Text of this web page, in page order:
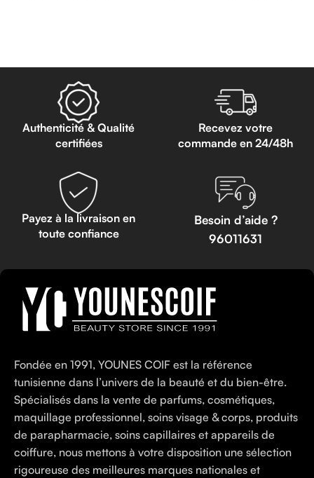
Authenticité & Qualité
certifiées
Recevez votre
commande en 24/48h
Payez à la livraison en
toute confiance
Besoin d’aide ?
96011631
Fondée en 1991, YOUNES COIF est la référence
tunisienne dans l’univers de la beauté et du bien-être.
Spécialisés dans la vente de parfums, cosmétiques,
maquillage professionnel, soins visage & corps, produits
de parapharmacie, soins capillaires et appareils de
coiffure, nous mettons à votre disposition une sélection
rigoureuse des meilleures marques nationales et